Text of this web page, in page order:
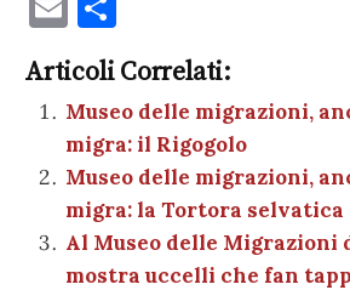
c
e
b
o
o
k
te
r
es
t A
p
p
m
ai
l
n
di
vi
di
Articoli Correlati:
Museo delle migrazioni,
migra: il Rigogolo
Museo delle migrazioni,
migra: la Tortora selvatica
Al Museo delle Migrazioni
mostra uccelli che fan